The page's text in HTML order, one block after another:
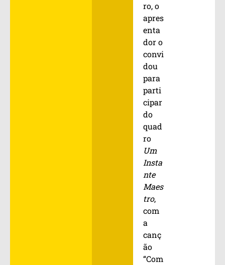
ro, o
apres
enta
dor o
convi
dou
para
parti
cipar
do
quad
ro
Um
Insta
nte
Maes
tro,
com
a
canç
ão
“Com